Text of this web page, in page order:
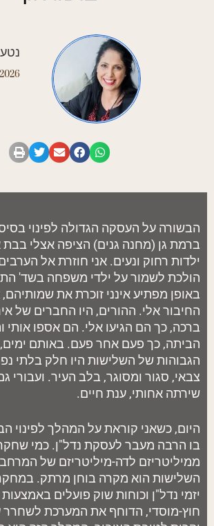
הבשורה על העסקה הגדולה לפינוי
ברמת גן (מחנה גנים) הציפה אצלי בבת
ילדות רחוק ונעים. אני חוזרת אל
הולכת לשמור על ילדי משפחה בשד'
באופן מפתיע אינני זוכרת את
החיבור אלי. ההורים, היו החברים של
ברכה, כך הם הגיעו אלי. הם אספו אותי
הביתה, כך פעם אחר פעם. באותם
הגבוהות של השלישות היו חלק בלתי
צבאי, סגור ומסוגר, בלב העיר. ועבורי
שירתה אחותי, ענת חיים.
היום, כשאני קוראת על המהלך לפינוי
בו הרבה מעבר לעסקת נדל"ן. כמי
ממיליטריזם לדה-מיליטריזם של המרחב
השלישות הוא מקרה בוחן מרתק.
יזמי נדל"ן וכוחות שוק פועלים
חוץ-מוסדי, הדוחף את המערכת לשחרר